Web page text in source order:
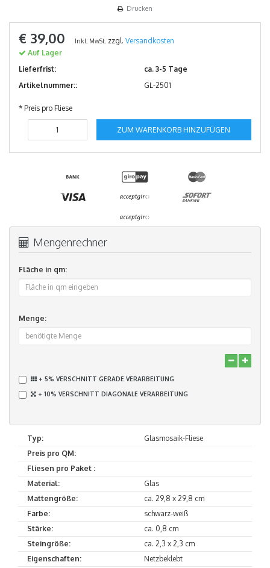
Drucken
€ 39,00 Inkl. MwSt. zzgl. Versandkosten
Auf Lager
Lieferfrist:
ca. 3-5 Tage
Artikelnummer::
GL-2501
* Preis pro Fliese
ZUM WARENKORB HINZUFÜGEN
Mengenrechner
Fläche in qm:
Menge:
+ 5% VERSCHNITT GERADE VERARBEITUNG
+ 10% VERSCHNITT DIAGONALE VERARBEITUNG
Typ:
Glasmosaik-Fliese
Preis pro QM:
Fliesen pro Paket :
Material:
Glas
Mattengröße:
ca. 29,8 x 29,8 cm
Farbe:
schwarz-weiß
Stärke:
ca. 0,8 cm
Steingröße:
ca. 2,3 x 2,3 cm
Eigenschaften:
Netzbeklebt